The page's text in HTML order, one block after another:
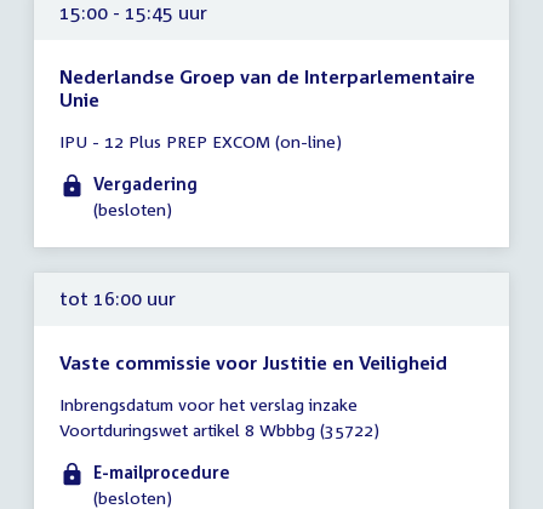
15:00 - 15:45 uur
Nederlandse Groep van de Interparlementaire
Unie
vergadering
15:00
-
15:45
uur
IPU - 12 Plus PREP EXCOM (on-line)
Vergadering
(besloten)
tot 16:00 uur
Vaste commissie voor Justitie en Veiligheid
vergadering
tot
16:00
uur
Inbrengsdatum voor het verslag inzake
Voortduringswet artikel 8 Wbbbg (35722)
E-mailprocedure
(besloten)